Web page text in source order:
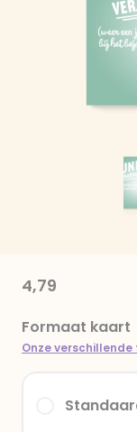
4,79
Formaat kaart
Onze